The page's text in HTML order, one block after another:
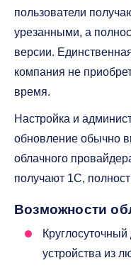
пользователи
урезанными, а
версии.
компания не
время.
Настройка и
обновление обычно
облачного
получают 1С,
Возможности
устройства из